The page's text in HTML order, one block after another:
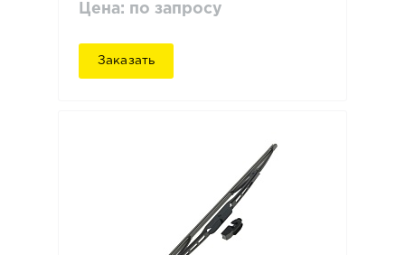
Цена: по запросу
Заказать